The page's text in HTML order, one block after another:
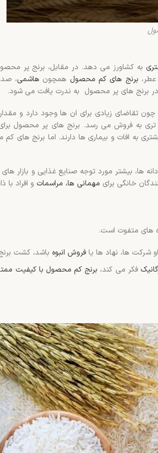
به کشاورز می دهد. در مقابل، برنج پر
برنج های کم محصول همچون هاشمی،
برنج های پر محصول به ندرت یافت می شود.
تقاضای زیادی برای ان ها وجود دارد و
تری به فروش می رسد. برنج های پر محصول
به افات و بیماری ها دارند. اما برنج
ها، بیشتر مورد توجه صنایع غذایی و بازار
خانگی برای مهمانی ها، مراسمات و افراد
های متفوت است.
شرکت ها، نهاد ها یا فروش انبوه باشد، کشت
فکر می کند، برنج کم محصول با کیفیت